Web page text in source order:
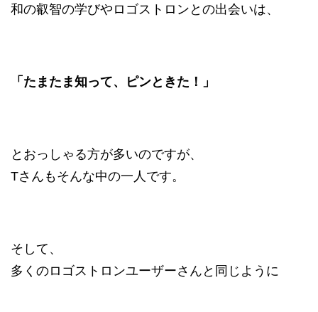
和の叡智の学びやロゴストロンとの出会いは、
「たまたま知って、ピンときた！」
とおっしゃる方が多いのですが、
Tさんもそんな中の一人です。
そして、
多くのロゴストロンユーザーさんと同じように